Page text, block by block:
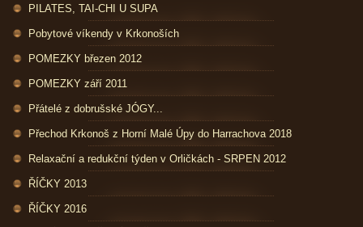
PILATES, TAI-CHI U SUPA
Pobytové víkendy v Krkonoších
POMEZKY březen 2012
POMEZKY září 2011
Přátelé z dobrušské JÓGY...
Přechod Krkonoš z Horní Malé Úpy do Harrachova 2018
Relaxační a redukční týden v Orličkách - SRPEN 2012
ŘÍČKY 2013
ŘÍČKY 2016